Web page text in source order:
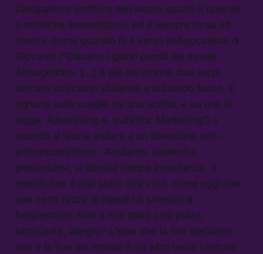
Dissipatio la scrittura non lascia spazio a querule
o retoriche lamentazioni, ed è sempre tersa ed
ironica, come quando fa il verso all’Apocalisse di
Giovanni (“Calcano i glabri pendii del monte
Armageddon. […] A piè del monte, due serpi
loricate strisciano sibilando e buttando fuoco. E
ognuna sulle scaglie ha una scritta, e su una si
legge: Advertising e, sull’altra: Marketing”) o
quando si lascia andare a un liberatorio anti-
antropocentrismo: “Andiamo, sapienti e
presuntuosi, vi davate troppa importanza. Il
mondo non è mai stato così vivo, come oggi che
una certa razza di bipedi ha smesso di
frequentarlo. Non è mai stato così pulito,
luccicante, allegro.” L’idea che la fine dell’uomo
non è la fine del mondo è un altro tema centrale